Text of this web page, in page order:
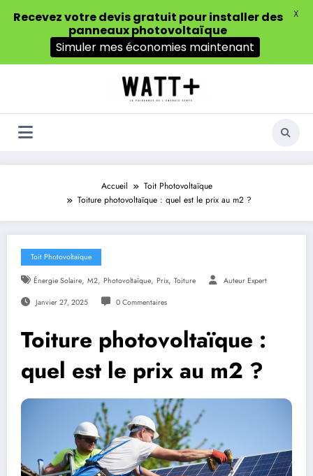
Accueil
Toit Photovoltaïque
Toiture photovoltaïque : quel est le prix au m2 ?
Toit Photovoltaïque
Énergie Solaire, M2, Photovoltaïque, Prix, Toiture Auteur Expert
Janvier 27, 2025 0 Commentaires
Toiture photovoltaïque :
quel est le prix au m2 ?
Recevez votre devis gratuit pour installer des
panneaux photovoltaïque
Simuler mes économies maintenant
X